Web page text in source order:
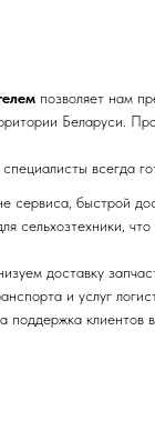
позволяет нам
Беларуси.
всегда
сервиса, быстрой
сельхозтехники,
доставку
и услуг
клиентов